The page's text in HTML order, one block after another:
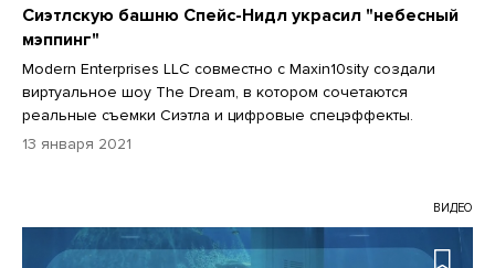
Сиэтлскую башню Спейс-Нидл украсил "небесный
мэппинг"
Modern Enterprises LLC совместно с Maxin10sity создали
виртуальное шоу The Dream, в котором сочетаются
реальные съемки Сиэтла и цифровые спецэффекты.
13 января 2021
ВИДЕО